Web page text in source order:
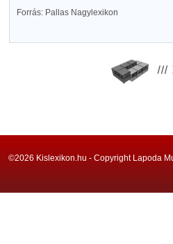
Forrás: Pallas Nagylexikon
©2026 Kislexikon.hu - Copyright Lapoda